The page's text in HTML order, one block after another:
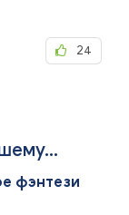
24
фэнтези